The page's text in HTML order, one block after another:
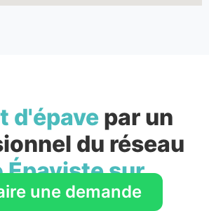
d'épavepar un
du réseau
Épaviste sur
Sur-Mer
une demande